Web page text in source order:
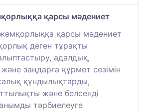
қарсы мәдениет
қарсы мәдениет
деген тұрақты
адалдық,
заңдарға құрмет сезімін
құндылықтарды,
және белсенді
тәрбиелеуге